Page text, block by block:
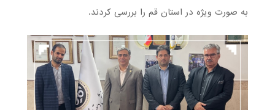
به صورت ویژه در استان قم را بررسی کردند.